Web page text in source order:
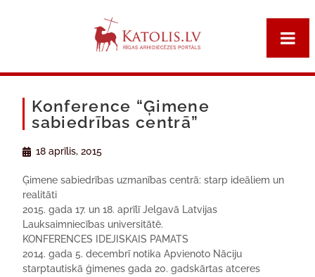
Konference “Ģimene
sabiedrības centrā”
18 aprīlis, 2015
Ģimene sabiedrības uzmanības centrā: starp ideāliem un
realitāti
2015. gada 17. un 18. aprīlī Jelgavā Latvijas
Lauksaimniecības universitātē.
KONFERENCES IDEJISKAIS PAMATS
2014. gada 5. decembrī notika Apvienoto Nāciju
starptautiskā ģimenes gada 20. gadskārtas atceres